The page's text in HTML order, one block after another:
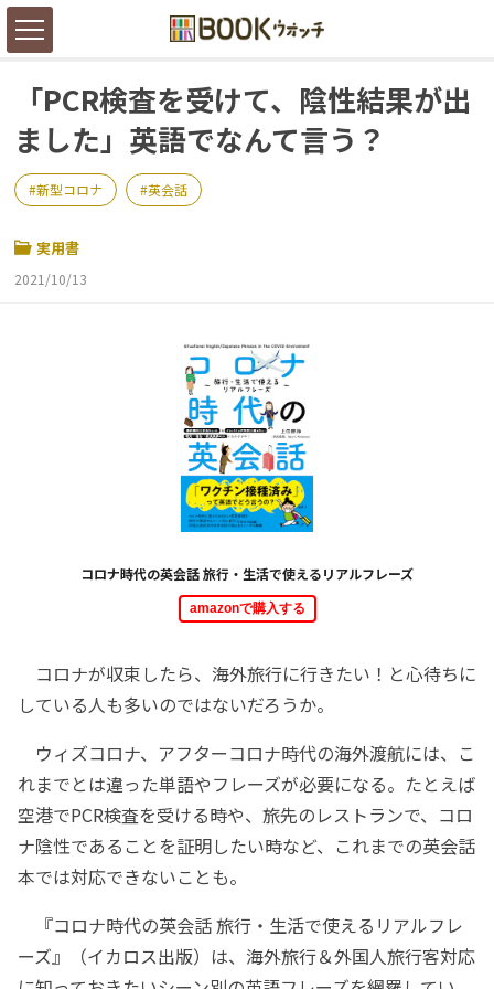
「PCR検査を受けて、陰性結果が出
ました」英語でなんて言う？
新型コロナ 英会話
実用書
2021/10/13
コロナ時代の英会話 旅行・生活で使えるリアルフレーズ
amazonで購入する
コロナが収束したら、海外旅行に行きたい！と心待ちに
している人も多いのではないだろうか。
ウィズコロナ、アフターコロナ時代の海外渡航には、こ
れまでとは違った単語やフレーズが必要になる。たとえば
空港でPCR検査を受ける時や、旅先のレストランで、コロ
ナ陰性であることを証明したい時など、これまでの英会話
本では対応できないことも。
『コロナ時代の英会話 旅行・生活で使えるリアルフレ
ーズ』（イカロス出版）は、海外旅行＆外国人旅行客対応